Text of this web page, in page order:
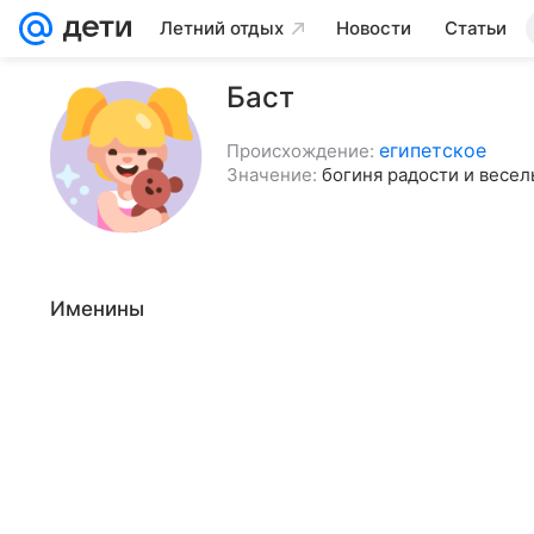
Летний отдых Новости Статьи
Баст
Происхождение: египетское
Значение: богиня радости и
Именины